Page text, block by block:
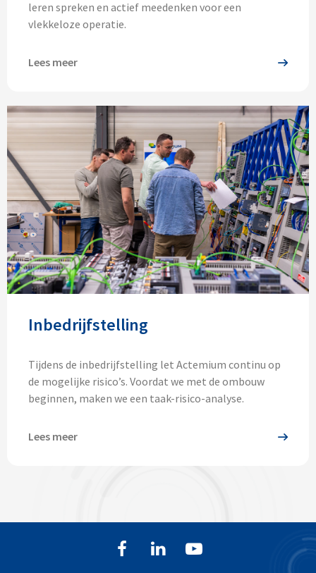
leren spreken en actief meedenken voor een
vlekkeloze operatie.
Lees meer
Inbedrijfstelling
Tijdens de inbedrijfstelling let Actemium continu op
de mogelijke risico’s. Voordat we met de ombouw
beginnen, maken we een taak-risico-analyse.
Lees meer